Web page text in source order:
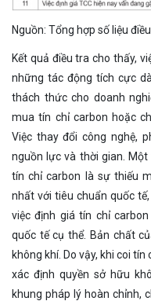
Nguồn: Tổng hợp số liệu
Kết quả điều tra cho thấy,
những tác động tích cực
thách thức cho doanh
mua tín chỉ carbon hoặc
Việc thay đổi công nghệ,
nguồn lực và thời gian.
tín chỉ carbon là sự thiếu
nhất với tiêu chuẩn quốc
việc định giá tín chỉ
quốc tế cụ thể. Bản chất
không khí. Do vậy, khi coi
xác định quyền sở hữu
khung pháp lý hoàn chỉnh,